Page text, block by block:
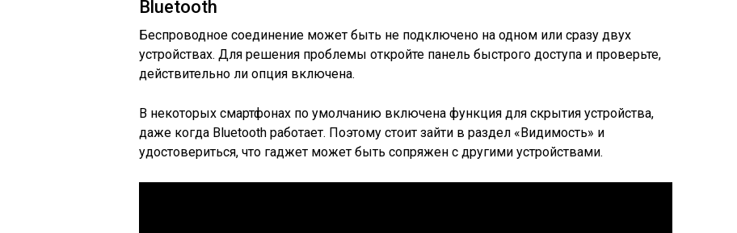
Bluetooth
Беспроводное соединение может быть не подключено на одном или сразу двух
устройствах. Для решения проблемы откройте панель быстрого доступа и проверьте,
действительно ли опция включена.
В некоторых смартфонах по умолчанию включена функция для скрытия устройства,
даже когда Bluetooth работает. Поэтому стоит зайти в раздел «Видимость» и
удостовериться, что гаджет может быть сопряжен с другими устройствами.